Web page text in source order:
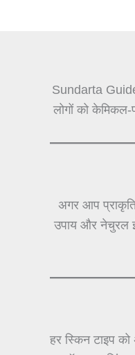
Sundarta Guide
लोगों को केमिकल-
अगर आप
उपाय और नेचुरल
हर स्किन टाइप